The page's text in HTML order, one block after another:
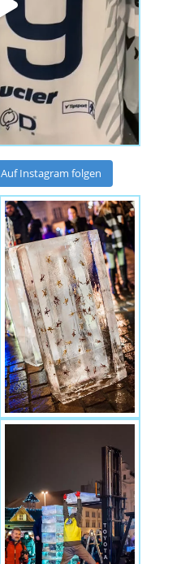
Auf Instagram folgen